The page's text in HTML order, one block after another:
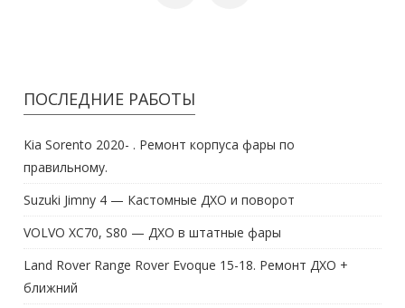
ПОСЛЕДНИЕ РАБОТЫ
Kia Sorento 2020- . Ремонт корпуса фары по
правильному.
Suzuki Jimny 4 — Кастомные ДХО и поворот
VOLVO XC70, S80 — ДХО в штатные фары
Land Rover Range Rover Evoque 15-18. Ремонт ДХО +
ближний